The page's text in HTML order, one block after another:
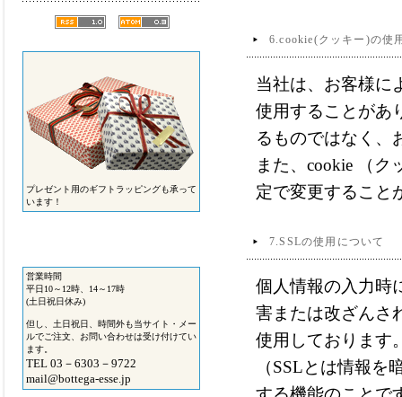
プレゼント用のギフトラッピングも承って
います！
営業時間
平日10～12時、14～17時
(土日祝日休み)
但し、土日祝日、時間外も当サイト・メー
ルでご注文、お問い合わせは受け付けてい
ます。
TEL 03－6303－9722
mail@bottega-esse.jp
6.cookie(クッキー)の使
当社は、お客様に
使用することがあ
るものではなく、
また、cookie （
定で変更すること
7.SSLの使用について
個人情報の入力時
害または改ざんさ
使用しております
（SSLとは情報